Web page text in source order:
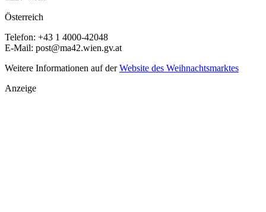
Österreich
Telefon: +43 1 4000-42048
E-Mail: post@ma42.wien.gv.at
Weitere Informationen auf derWebsite des Weihnachtsmarktes
Anzeige